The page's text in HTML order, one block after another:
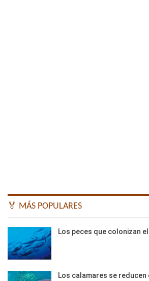
🏅 MÁS POPULARES
Los peces que colonizan
Los calamares se reducen